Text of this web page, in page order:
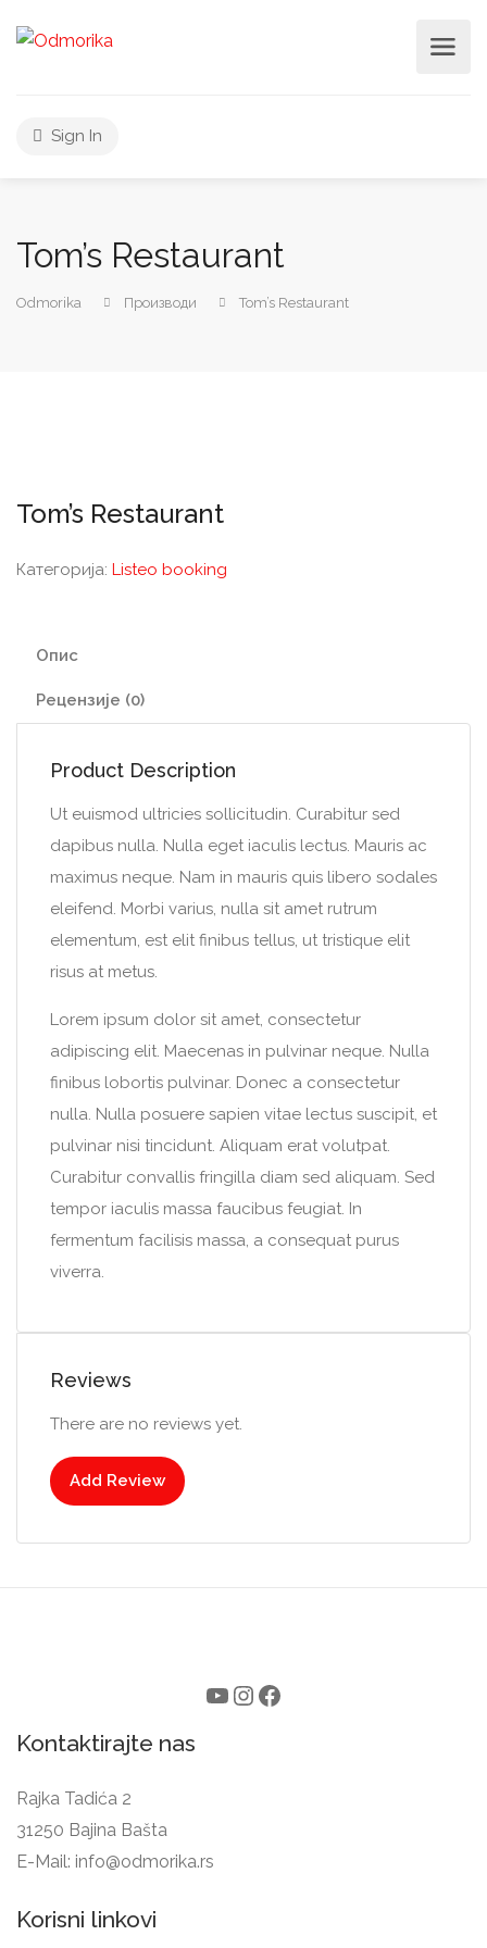
Sign In
Tom’s Restaurant
Odmorika Производи Tom’s Restaurant
Tom’s Restaurant
Категорија: Listeo booking
Опис
Рецензије (0)
Product Description
Ut euismod ultricies sollicitudin. Curabitur sed
dapibus nulla. Nulla eget iaculis lectus. Mauris ac
maximus neque. Nam in mauris quis libero sodales
eleifend. Morbi varius, nulla sit amet rutrum
elementum, est elit finibus tellus, ut tristique elit
risus at metus.
Lorem ipsum dolor sit amet, consectetur
adipiscing elit. Maecenas in pulvinar neque. Nulla
finibus lobortis pulvinar. Donec a consectetur
nulla. Nulla posuere sapien vitae lectus suscipit, et
pulvinar nisi tincidunt. Aliquam erat volutpat.
Curabitur convallis fringilla diam sed aliquam. Sed
tempor iaculis massa faucibus feugiat. In
fermentum facilisis massa, a consequat purus
viverra.
Reviews
There are no reviews yet.
Add Review
Kontaktirajte nas
Rajka Tadića 2
31250 Bajina Bašta
E-Mail: info@odmorika.rs
Korisni linkovi